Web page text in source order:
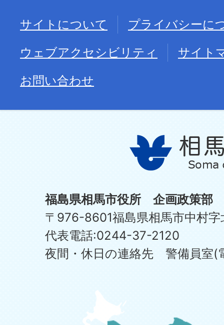
サイトについて
プライバシーに
ウェブアクセシビリティ
サイト
お問い合わせ
福島県相馬市役所 企画政策部
〒976-8601福島県相馬市中村
代表電話:0244-37-2120
夜間・休日の連絡先 警備員室